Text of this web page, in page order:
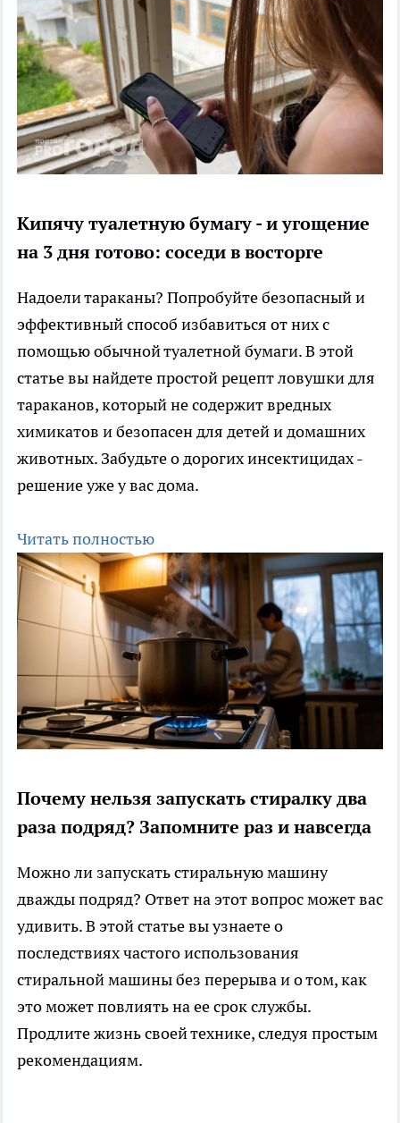
Кипячу туалетную бумагу - и угощение
на 3 дня готово: соседи в восторге
Надоели тараканы? Попробуйте безопасный и
эффективный способ избавиться от них с
помощью обычной туалетной бумаги. В этой
статье вы найдете простой рецепт ловушки для
тараканов, который не содержит вредных
химикатов и безопасен для детей и домашних
животных. Забудьте о дорогих инсектицидах -
решение уже у вас дома.
Читать полностью
Почему нельзя запускать стиралку два
раза подряд? Запомните раз и навсегда
Можно ли запускать стиральную машину
дважды подряд? Ответ на этот вопрос может вас
удивить. В этой статье вы узнаете о
последствиях частого использования
стиральной машины без перерыва и о том, как
это может повлиять на ее срок службы.
Продлите жизнь своей технике, следуя простым
рекомендациям.